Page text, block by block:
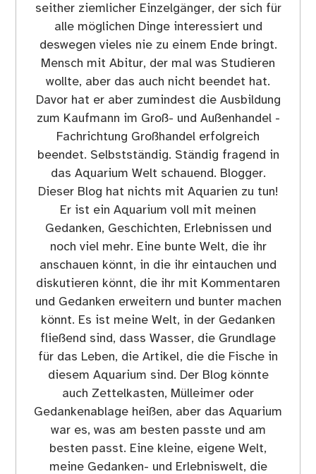
seither ziemlicher Einzelgänger, der sich für
alle möglichen Dinge interessiert und
deswegen vieles nie zu einem Ende bringt.
Mensch mit Abitur, der mal was Studieren
wollte, aber das auch nicht beendet hat.
Davor hat er aber zumindest die Ausbildung
zum Kaufmann im Groß- und Außenhandel -
Fachrichtung Großhandel erfolgreich
beendet. Selbstständig. Ständig fragend in
das Aquarium Welt schauend. Blogger.
Dieser Blog hat nichts mit Aquarien zu tun!
Er ist ein Aquarium voll mit meinen
Gedanken, Geschichten, Erlebnissen und
noch viel mehr. Eine bunte Welt, die ihr
anschauen könnt, in die ihr eintauchen und
diskutieren könnt, die ihr mit Kommentaren
und Gedanken erweitern und bunter machen
könnt. Es ist meine Welt, in der Gedanken
fließend sind, dass Wasser, die Grundlage
für das Leben, die Artikel, die die Fische in
diesem Aquarium sind. Der Blog könnte
auch Zettelkasten, Mülleimer oder
Gedankenablage heißen, aber das Aquarium
war es, was am besten passte und am
besten passt. Eine kleine, eigene Welt,
meine Gedanken- und Erlebniswelt, die